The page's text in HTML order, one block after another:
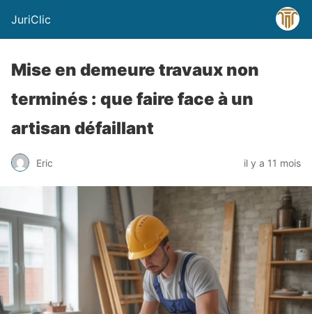
JuriClic
Mise en demeure travaux non
terminés : que faire face à un
artisan défaillant
Eric il y a 11 mois